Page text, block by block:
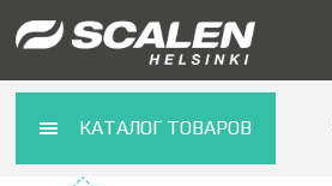
КАТАЛОГ ТОВАРОВ